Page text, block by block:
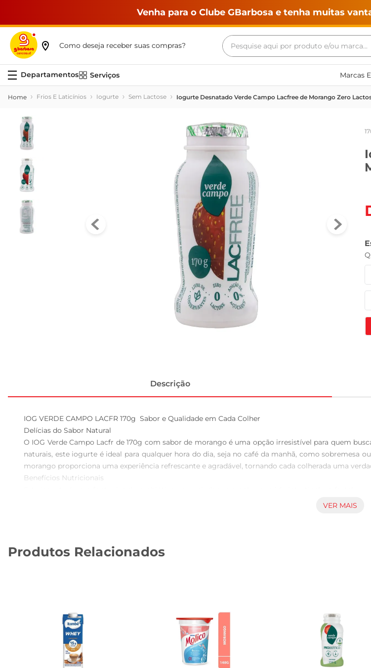
Venha para o Clube GBarbosa e tenha muitas
Como deseja receber suas compras?
Pesquise aqui por produto e/ou
Serviços Marcas
Frios E Laticínios Iogurte Sem Lactose Iogurte Desnatado Verde Campo Lacfree de Morango Zero
Descrição
IOG VERDE CAMPO LACFR 170g  Sabor e Qualidade em Cada Colher
Delícias do Sabor Natural
O IOG Verde Campo Lacfr de 170g com sabor de morango é uma opção irresistível para quem
naturais, este iogurte é ideal para qualquer hora do dia, seja no café da manhã, como sobremesa
morango proporciona uma experiência refrescante e agradável, tornando cada colherada uma
Benefícios Nutricionais
contribuindo para uma alimentação equilibrada. A combinação de sabor e benefícios nutricionais
e tortas. Sua textura cremosa e sabor adocicado combinam perfeitamente com frutas, granola ou
O IOG Verde Campo Lacfr de 170g é uma escolha prática e saborosa para quem deseja incluir
perfeito para levar na bolsa ou na lancheira. Aproveite o sabor do morango e os benefícios do
VER MAIS
Produtos Relacionados
Termos mais buscados
maquina lavar
café
cerveja
frango
vinho
leite
tv
leite pó